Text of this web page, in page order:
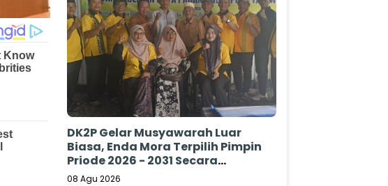
DK2P Gelar Musyawarah Luar
Biasa, Enda Mora Terpilih Pimpin
Priode 2026 - 2031 Secara
Aklamasi
08 Agu 2026